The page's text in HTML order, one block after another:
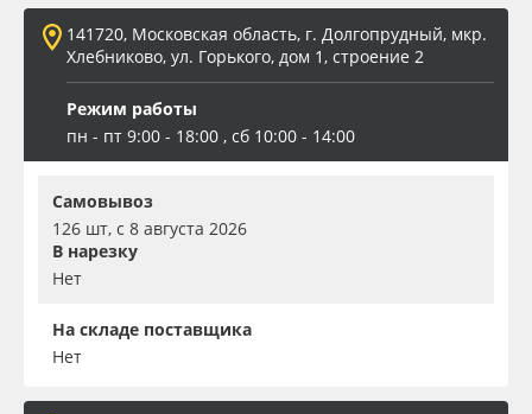
Баннер
Заготовки для сувениров
141720, Московская область, г. Долгопрудный, мкр.
Хлебниково, ул. Горького, дом 1, строение 2
Режим работы
пн - пт 9:00 - 18:00 , сб 10:00 - 14:00
Самовывоз
126 шт, с 8 августа 2026
В нарезку
Нет
На складе поставщика
Нет